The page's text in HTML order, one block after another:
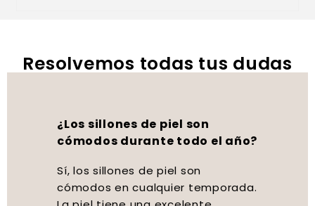
Resolvemos todas tus dudas
¿Los sillones de piel son
cómodos durante todo el año?
Sí, los sillones de piel son
cómodos en cualquier temporada.